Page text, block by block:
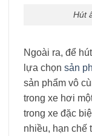
Hút
Ngoài ra, để
lựa chọn sản
sản phẩm vô
trong xe hơi
trong xe đặc
nhiều, hạn chế